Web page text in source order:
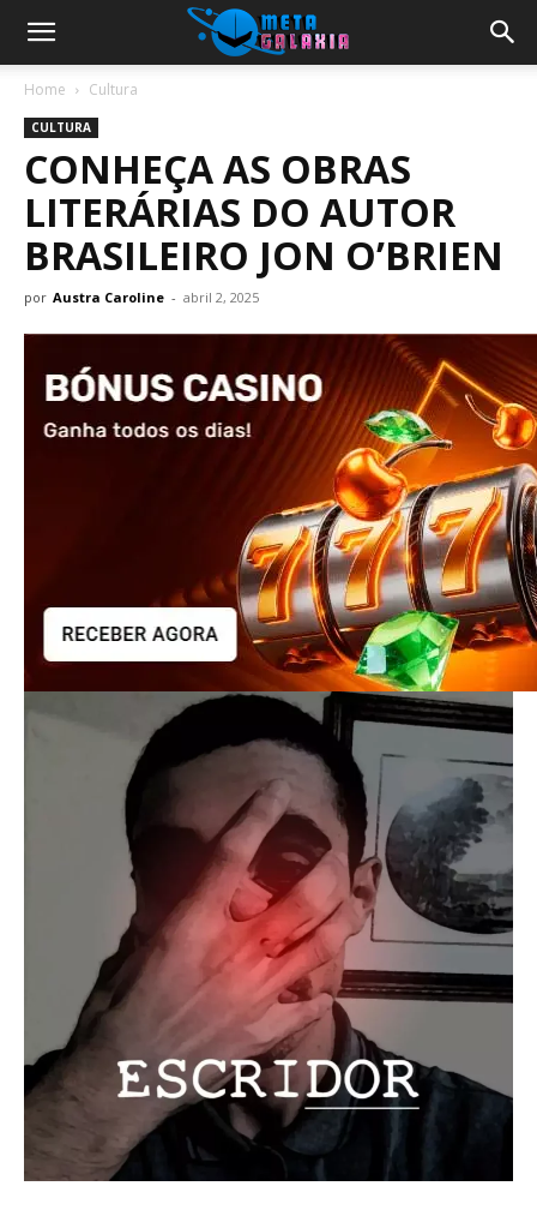
Home Cultura
CULTURA
CONHEÇA AS OBRAS
LITERÁRIAS DO AUTOR
BRASILEIRO JON O’BRIEN
por Austra Caroline - abril 2, 2025